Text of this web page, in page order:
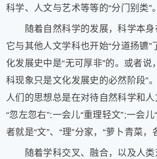
科学、人文与艺术等等的“分门别类”。
随着自然科学的发展，科学本身在
它与其他人文学科也开始“分道扬镳”
化发展史中是“无可厚非”的。或者说
科现象只是文化发展史的必然阶段”
人们的思想总是在对待自然科学和
“忽左忽右”:一会儿“重理轻文”;一会
者就是“文”、“理”分家，“萝卜青菜，
随着学科交叉、融合，以及人类